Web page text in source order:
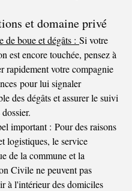
et domaine privé
de boue et dégâts : Si votre
est encore touchée, pensez à
rapidement votre compagnie
pour lui signaler
des dégâts et assurer le suivi
important : Pour des raisons
logistiques, le service
de la commune et la
Civile ne peuvent pas
à l'intérieur des domiciles